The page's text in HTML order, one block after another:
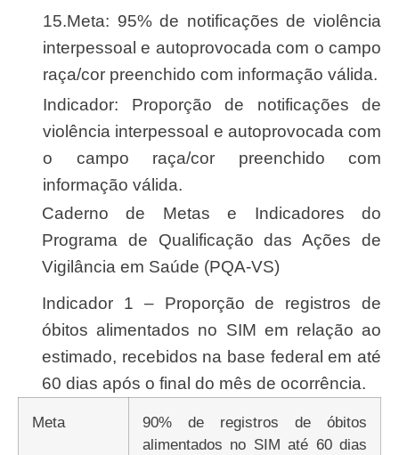
15.Meta: 95% de notificações de violência
interpessoal e autoprovocada com o campo
raça/cor preenchido com informação válida.
Indicador: Proporção de notificações de
violência interpessoal e autoprovocada com
o campo raça/cor preenchido com
informação válida.
Caderno de Metas e Indicadores do
Programa de Qualificação das Ações de
Vigilância em Saúde (PQA-VS)
Indicador 1 – Proporção de registros de
óbitos alimentados no SIM em relação ao
estimado, recebidos na base federal em até
60 dias após o final do mês de ocorrência.
Meta
90% de registros de óbitos
alimentados no SIM até 60 dias